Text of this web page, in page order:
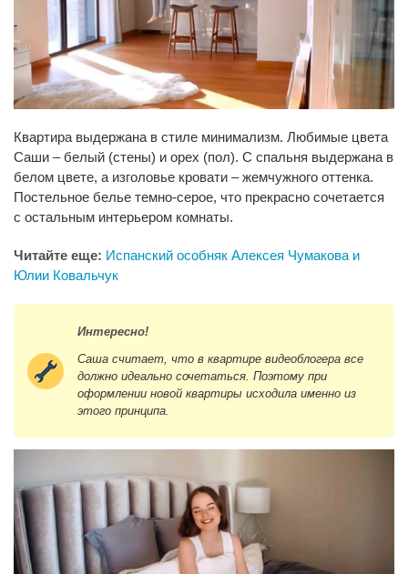
Квартира выдержана в стиле минимализм. Любимые цвета
Саши – белый (стены) и орех (пол). С спальня выдержана в
белом цвете, а изголовье кровати – жемчужного оттенка.
Постельное белье темно-серое, что прекрасно сочетается
с остальным интерьером комнаты.
Читайте еще: Испанский особняк Алексея Чумакова и
Юлии Ковальчук
Интересно!
Саша считает, что в квартире видеоблогера все
должно идеально сочетаться. Поэтому при
оформлении новой квартиры исходила именно из
этого принципа.